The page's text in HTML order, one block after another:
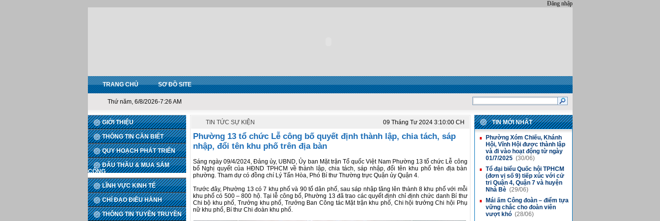
Đăng nhập
TRANG CHỦ SƠ ĐỒ SITE
Thứ năm, 6/8/2026-7:26 AM
GIỚI THIỆU
THÔNG TIN CẦN BIẾT
QUY HOẠCH PHÁT TRIỂN
ĐẤU THẦU & MUA SẮM
CÔNG
LĨNH VỰC KINH TẾ
CHỈ ĐẠO ĐIỀU HÀNH
THÔNG TIN TUYÊN TRUYỀN
TIN TỨC SỰ KIỆN 09 Tháng Tư 2024 3:10:00 CH
Phường 13 tổ chức Lễ công bố quyết định thành lập, chia tách, sáp
nhập, đổi tên khu phố trên địa bàn
Sáng ngày 09/4/2024, Đảng ủy, UBND, Ủy ban Mặt trận Tổ quốc Việt Nam Phường 13 tổ chức Lễ công
bố Nghị quyết của HĐND TPHCM về thành lập, chia tách, sáp nhập, đổi tên khu phố trên địa bàn
phường. Tham dự có đồng chí Lý Tấn Hòa, Phó Bí thư Thường trực Quận ủy Quận 4.
Trước đây, Phường 13 có 7 khu phố và 90 tổ dân phố, sau sáp nhập tăng lên thành 8 khu phố với mỗi
khu phố có 500 – 800 hộ. Tại lễ công bố, Phường 13 đã trao các quyết định chỉ định chức danh Bí thư
Chi bộ khu phố, Trưởng khu phố, Trưởng Ban Công tác Mặt trận khu phố, Chi hội trưởng Chi hội Phụ
nữ khu phố, Bí thư Chi đoàn khu phố.
TIN MỚI NHẤT
■
Phường Xóm Chiếu, Khánh
Hội, Vĩnh Hội được thành lập
và đi vào hoạt động từ ngày
01/7/2025 (30/06)
■ Tổ đại biểu Quốc hội TPHCM
(đơn vị số 9) tiếp xúc với cử
tri Quận 4, Quận 7 và huyện
Nhà Bè (29/06)
■
Mái ấm Công đoàn – điểm tựa
vững chắc cho đoàn viên
vượt khó (28/06)